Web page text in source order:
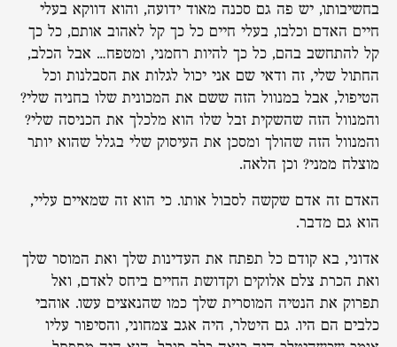
בחשיבותו, יש פה גם סכנה מאוד ידועה, והוא דווקא בעלי
חיים האדם וכלבו, בעלי חיים כל כך קל לאהוב אותם, כל כך
קל להתחשב בהם, כל כך להיות רחמני, ומטפח… אבל הכלב,
החתול שלי, זה ודאי שם אני יכול לגלות את הסבלנות וכל
הטיפול, אבל במנוול הזה ששם את המכונית שלו בחניה שלי?
והמנוול הזה שהשקית זבל שלו הוא מלכלך את הכניסה שלי?
והמנוול הזה שהולך ומסכן את העיסוק שלי בגלל שהוא יותר
מוצלח ממני? וכן הלאה.
האדם זה אדם שקשה לסבול אותו. כי הוא זה שמאיים עליי,
הוא גם מדבר.
אדוני, בא קודם כל תפתח את העדינות שלך ואת המוסר שלך
ואת הכרת צלם אלוקים וקדושת החיים ביחס לאדם, ואל
תפרוק את הנטיה המוסרית שלך כמו שהנאצים עשו. אוהבי
כלבים הם היו. גם היטלר, היה אגב צמחוני, והסיפור עליו